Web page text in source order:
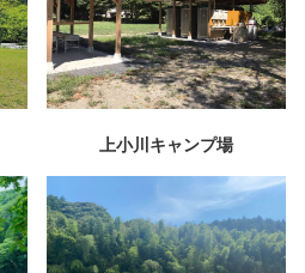
上小川キャンプ場